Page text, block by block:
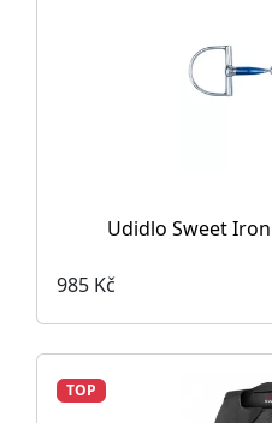
Udidlo Sweet
985 Kč
TOP